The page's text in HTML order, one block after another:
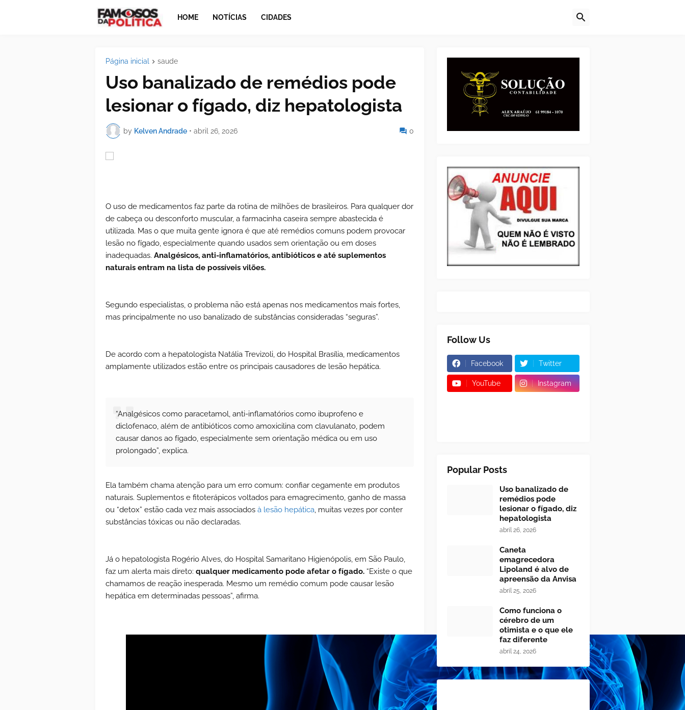
HOME NOTÍCIAS CIDADES
Página inicial saude
Uso banalizado de remédios pode
lesionar o fígado, diz hepatologista
by Kelven Andrade • abril 26, 2026 0
O uso de medicamentos faz parte da rotina de milhões de brasileiros. Para qualquer dor
de cabeça ou desconforto muscular, a farmacinha caseira sempre abastecida é
utilizada. Mas o que muita gente ignora é que até remédios comuns podem provocar
lesão no fígado, especialmente quando usados sem orientação ou em doses
inadequadas. Analgésicos, anti-inflamatórios, antibióticos e até suplementos
naturais entram na lista de possíveis vilões.
Segundo especialistas, o problema não está apenas nos medicamentos mais fortes,
mas principalmente no uso banalizado de substâncias consideradas “seguras”.
De acordo com a hepatologista Natália Trevizoli, do Hospital Brasília, medicamentos
amplamente utilizados estão entre os principais causadores de lesão hepática.
“Analgésicos como paracetamol, anti-inflamatórios como ibuprofeno e
diclofenaco, além de antibióticos como amoxicilina com clavulanato, podem
causar danos ao fígado, especialmente sem orientação médica ou em uso
prolongado”, explica.
Ela também chama atenção para um erro comum: confiar cegamente em produtos
naturais. Suplementos e fitoterápicos voltados para emagrecimento, ganho de massa
ou “detox” estão cada vez mais associados à lesão hepática, muitas vezes por conter
substâncias tóxicas ou não declaradas.
Já o hepatologista Rogério Alves, do Hospital Samaritano Higienópolis, em São Paulo,
faz um alerta mais direto: qualquer medicamento pode afetar o fígado. “Existe o que
chamamos de reação inesperada. Mesmo um remédio comum pode causar lesão
hepática em determinadas pessoas”, afirma.
Follow Us
Facebook Twitter
YouTube Instagram
Popular Posts
Uso banalizado de
remédios pode
lesionar o fígado, diz
hepatologista
abril 26, 2026
Caneta
emagrecedora
Lipoland é alvo de
apreensão da Anvisa
abril 25, 2026
Como funciona o
cérebro de um
otimista e o que ele
faz diferente
abril 24, 2026